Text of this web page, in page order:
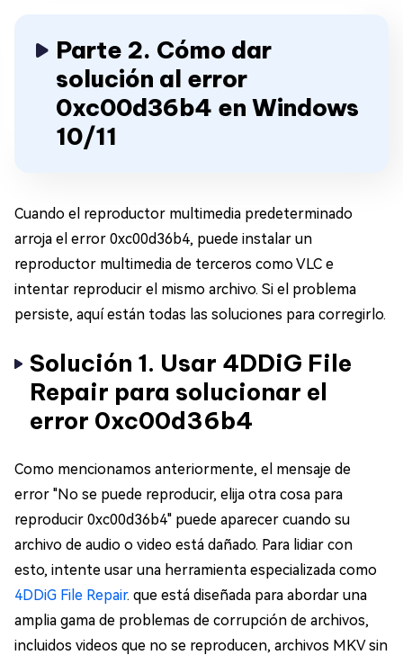
Parte 2. Cómo dar
solución al error
0xc00d36b4 en Windows
10/11
Cuando el reproductor multimedia predeterminado
arroja el error 0xc00d36b4, puede instalar un
reproductor multimedia de terceros como VLC e
intentar reproducir el mismo archivo. Si el problema
persiste, aquí están todas las soluciones para corregirlo.
Solución 1. Usar 4DDiG File
Repair para solucionar el
error 0xc00d36b4
Como mencionamos anteriormente, el mensaje de
error "No se puede reproducir, elija otra cosa para
reproducir 0xc00d36b4" puede aparecer cuando su
archivo de audio o video está dañado. Para lidiar con
esto, intente usar una herramienta especializada como
4DDiG File Repair. que está diseñada para abordar una
amplia gama de problemas de corrupción de archivos,
incluidos videos que no se reproducen, archivos MKV sin